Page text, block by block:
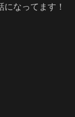
なってます！